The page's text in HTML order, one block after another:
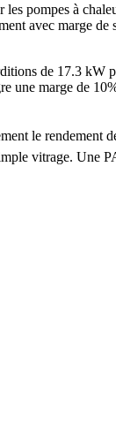
pompes à
avec marge
de 17.3
marge de
le rendement
vitrage. Une